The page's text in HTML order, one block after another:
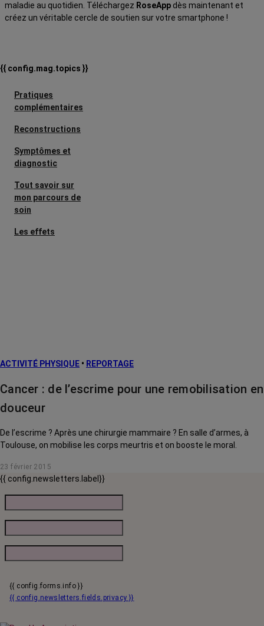
maladie au quotidien. Téléchargez RoseApp dès maintenant et
créez un véritable cercle de soutien sur votre smartphone !
{{ config.mag.topics }}
Pratiques
complémentaires
Reconstructions
Symptômes et
diagnostic
Tout savoir sur
mon parcours de
soin
Les effets
Traitements
ACTIVITÉ PHYSIQUE • REPORTAGE
Cancer : de l’escrime pour une remobilisation en
douceur
De l’escrime ? Après une chirurgie mammaire ? En salle d’armes, à
Toulouse, on mobilise les corps meurtris et on booste le moral.
23 février 2015
{{ config.newsletters.label}}
{{ config.forms.info }}
{{ config.newsletters.fields.privacy }}